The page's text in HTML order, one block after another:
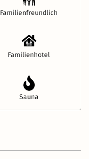
Familienfreundlich
Familienhotel
Sauna